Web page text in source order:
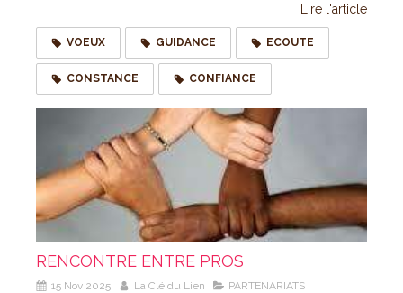
Lire l'article
VOEUX GUIDANCE ECOUTE
CONSTANCE CONFIANCE
RENCONTRE ENTRE PROS
15 Nov 2025 La Clé du Lien PARTENARIATS